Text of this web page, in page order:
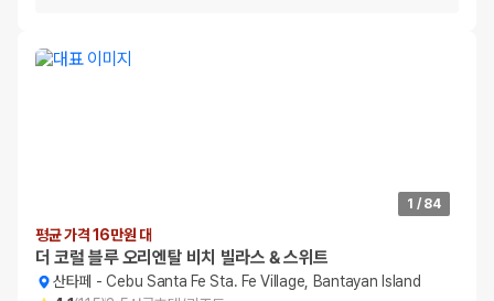
1 / 84
평균 가격 16만원 대
더 코럴 블루 오리엔탈 비치 빌라스 & 스위트
산타페 -Cebu Santa Fe Sta. Fe Village, Bantayan Island